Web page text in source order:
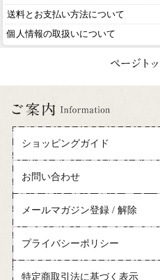
送料とお支払い方法について
個人情報の取扱いについて
ショッピングガイド
お問い合わせ
メールマガジン登録 / 解除
プライバシーポリシー
特定商取引法に基づく表示